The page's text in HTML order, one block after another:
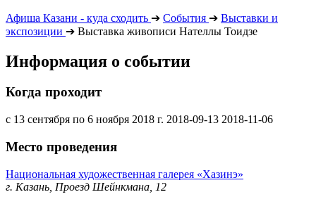
Афиша Казани - куда сходить ➔ События ➔ Выставки и
экспозиции ➔ Выставка живописи Нателлы Тоидзе
Информация о событии
Когда проходит
с 13 сентября по 6 ноября 2018 г. 2018-09-13 2018-11-06
Место проведения
Национальная художественная галерея «Хазинэ»
г. Казань, Проезд Шейнкмана, 12